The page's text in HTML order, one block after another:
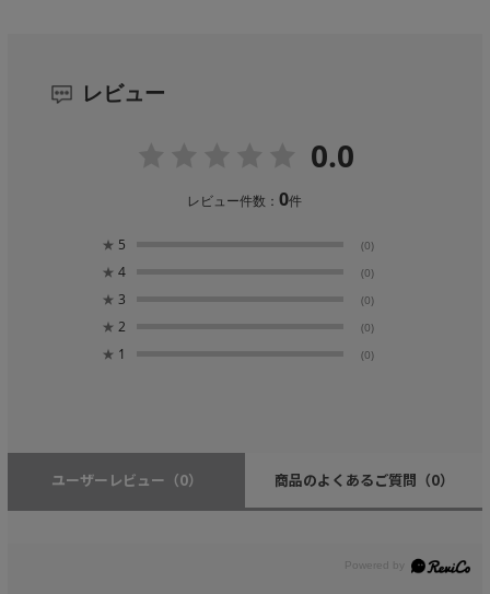
レビュー
0.0
レビュー件数：0件
★ 5 (0)
★ 4 (0)
★ 3 (0)
★ 2 (0)
★ 1 (0)
ユーザーレビュー （0） 商品のよくあるご質問 （0）